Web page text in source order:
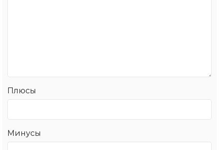
Плюсы
Минусы